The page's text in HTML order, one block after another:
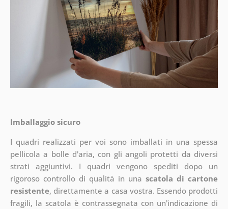
Imballaggio sicuro
I quadri realizzati per voi sono imballati in una spessa
pellicola a bolle d'aria, con gli angoli protetti da diversi
strati aggiuntivi. I quadri vengono spediti dopo un
rigoroso controllo di qualità in unascatola di cartone
resistente, direttamente a casa vostra. Essendo prodotti
fragili, la scatola è contrassegnata con un'indicazione di